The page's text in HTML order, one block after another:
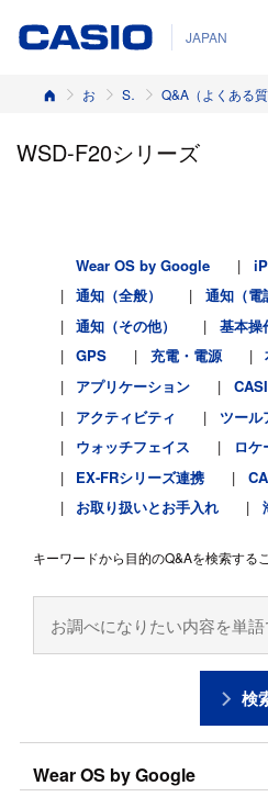
JAPAN
ホーム お客様サポート Smart Outdoor Watch Q&A（よくある質
WSD-F20シリーズ
Wear OS by Google
通知（全般）
通知（電
通知（その他）
基本操
GPS
充電・電源
アプリケーション
アクティビティ
ツール
ウォッチフェイス
ロ
EX-FRシリーズ連携
お取り扱いとお手入れ
キーワードから目的のQ&Aを検索する
検
Wear OS by Google